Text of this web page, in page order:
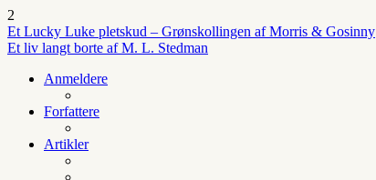
2
Et Lucky Luke pletskud – Grønskollingen af Morris & Gosinny
Et liv langt borte af M. L. Stedman
Anmeldere
Forfattere
Artikler